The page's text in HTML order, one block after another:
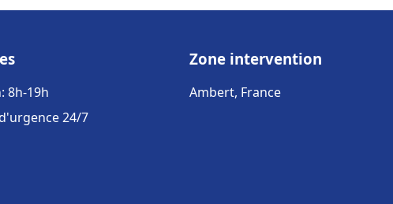
8h-19h
24/7
Zone intervention
Ambert, France